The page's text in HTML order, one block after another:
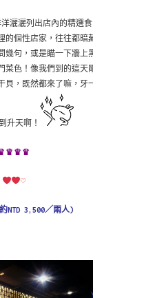
灑灑列出店內的精選食
的個性店家，往往都暗藏
幾句，或是瞄一下牆上黑
菜色！像我們到的這天剛
貝，既然都來了嘛，牙一
升天啊！
♛♛♛
♡
NTD 3,500／兩人)